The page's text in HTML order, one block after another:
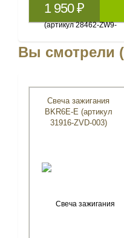
1 950 ₽
Вы смотрели
Свеча зажигания
BKR6E-E (артикул
31916-ZVD-003)